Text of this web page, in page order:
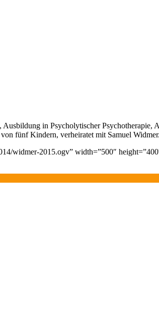
in Psycholytischer Psychotherapie,
fünf Kindern, verheiratet mit Samuel
widmer-2015.ogv” width=”500″